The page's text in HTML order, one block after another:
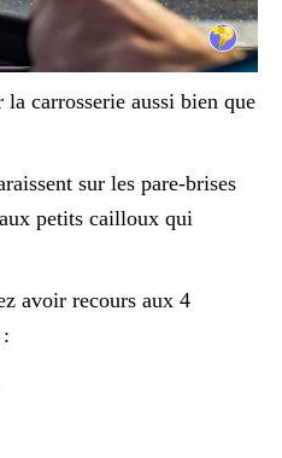
carrosserie aussi bien que
sur les pare-brises
petits cailloux qui
avoir recours aux 4